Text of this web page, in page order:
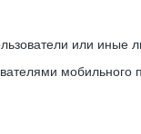
или иные
мобильного